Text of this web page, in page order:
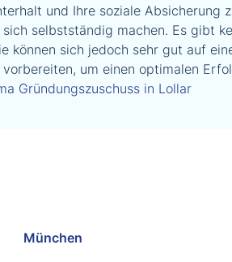
und Ihre soziale Absicherung
sich selbstständig machen. Es gibt
können sich jedoch sehr gut auf
um einen optimalen
Gründungszuschuss in Lollar
München